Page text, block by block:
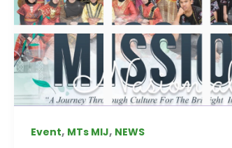
Event, MTs MIJ, NEWS